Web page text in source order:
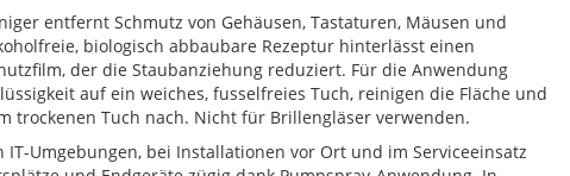
entfernt Schmutz von Gehäusen, Tastaturen, Mäusen und
biologisch abbaubare Rezeptur hinterlässt einen
der die Staubanziehung reduziert. Für die Anwendung
auf ein weiches, fusselfreies Tuch, reinigen die Fläche und
trockenen Tuch nach. Nicht für Brillengläser verwenden.
IT-Umgebungen, bei Installationen vor Ort und im Serviceeinsatz